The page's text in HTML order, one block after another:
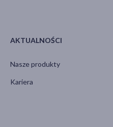
AKTUALNOŚCI
Nasze produkty
Kariera